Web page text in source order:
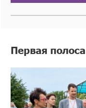
Первая полоса